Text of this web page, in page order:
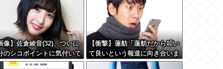
像】佐倉綾音(32)、ついに
のシコポイントに気付いて
う・・・
【衝撃】蓮舫「蓮舫だから叩い
て良いという報道に向き合いま
す！」X民「高市だから叩いて